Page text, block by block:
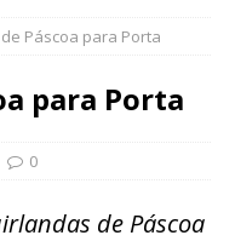
Páscoa para Porta
para Porta
0
de Páscoa